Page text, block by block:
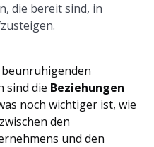
die bereit sind, in
sind die Beziehungen
noch wichtiger ist, wie
den
und den